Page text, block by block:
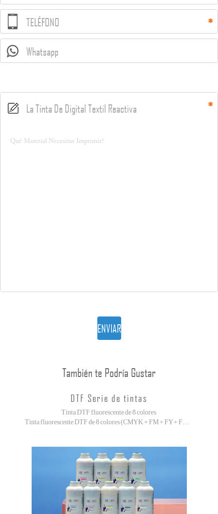
TELÉFONO
Whatsapp
La Tinta De Digital Textil Reactiva
ENVIAR
También te Podría Gustar
DTF Serie de tintas
Tinta DTF fluorescente de 8 colores
Tinta fluorescente DTF de 8 colores (CMYK + FM + FY + FG + FO) con amplia gama de colores y colores vibrantes.